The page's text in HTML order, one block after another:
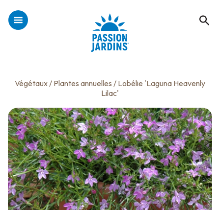
Végétaux/ Plantes annuelles / Lobélie 'Laguna Heavenly
Lilac'